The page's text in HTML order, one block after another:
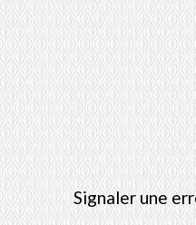
Signaler une